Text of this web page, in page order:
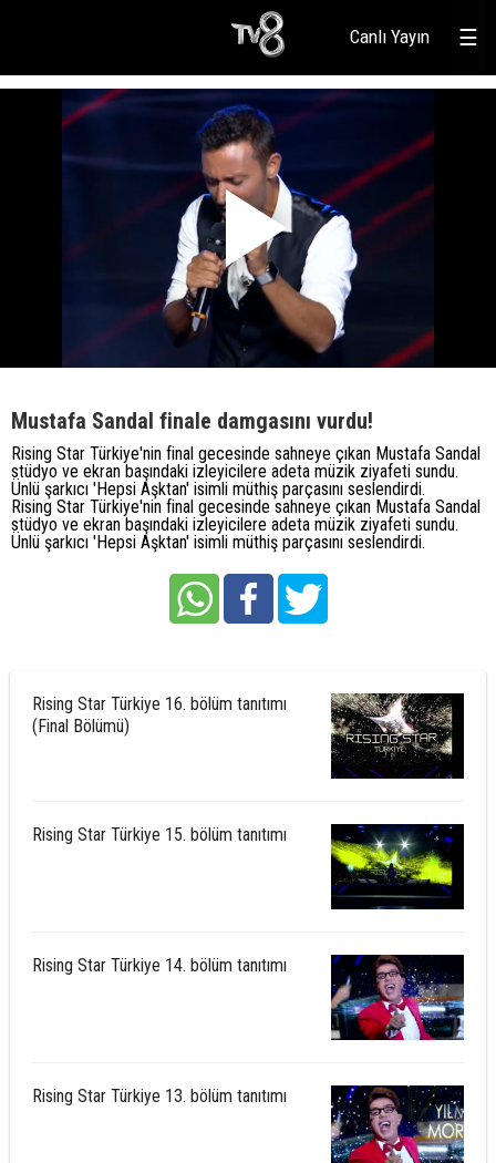
☰
Canlı Yayın
Mustafa Sandal finale damgasını vurdu!
Rising Star Türkiye'nin final gecesinde sahneye çıkan Mustafa Sandal
stüdyo ve ekran başındaki izleyicilere adeta müzik ziyafeti sundu.
Ünlü şarkıcı 'Hepsi Aşktan' isimli müthiş parçasını seslendirdi.
Rising Star Türkiye'nin final gecesinde sahneye çıkan Mustafa Sandal
stüdyo ve ekran başındaki izleyicilere adeta müzik ziyafeti sundu.
Ünlü şarkıcı 'Hepsi Aşktan' isimli müthiş parçasını seslendirdi.
Rising Star Türkiye 16. bölüm tanıtımı
(Final Bölümü)
Rising Star Türkiye 15. bölüm tanıtımı
Rising Star Türkiye 14. bölüm tanıtımı
Rising Star Türkiye 13. bölüm tanıtımı